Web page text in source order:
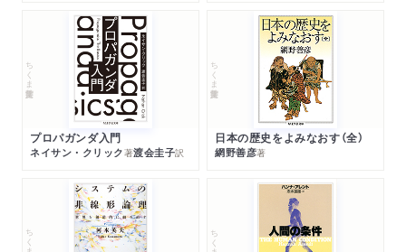
ちくま学芸文庫
プロパガンダ入門
ネイサン・クリック著渡会圭子訳
ちくま学芸文庫
日本の歴史をよみなおす（全）
網野善彦著
ちくま学芸文庫 ちくま学芸文庫